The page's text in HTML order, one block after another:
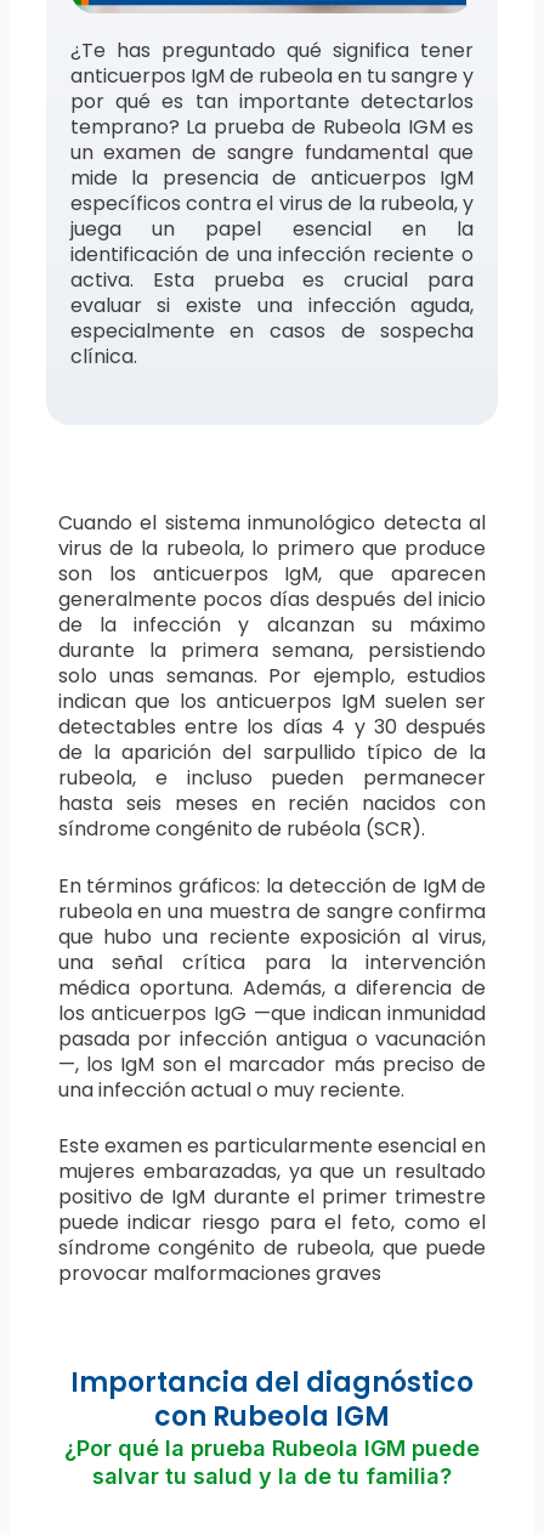
¿Te has preguntado qué significa tener
anticuerpos IgM de rubeola en tu sangre y
por qué es tan importante detectarlos
temprano? La prueba de Rubeola IGM es
un examen de sangre fundamental que
mide la presencia de anticuerpos IgM
específicos contra el virus de la rubeola, y
juega un papel esencial en la
identificación de una infección reciente o
activa. Esta prueba es crucial para
evaluar si existe una infección aguda,
especialmente en casos de sospecha
clínica.
Cuando el sistema inmunológico detecta al
virus de la rubeola, lo primero que produce
son los anticuerpos IgM, que aparecen
generalmente pocos días después del inicio
de la infección y alcanzan su máximo
durante la primera semana, persistiendo
solo unas semanas. Por ejemplo, estudios
indican que los anticuerpos IgM suelen ser
detectables entre los días 4 y 30 después
de la aparición del sarpullido típico de la
rubeola, e incluso pueden permanecer
hasta seis meses en recién nacidos con
síndrome congénito de rubéola (SCR).
En términos gráficos: la detección de IgM de
rubeola en una muestra de sangre confirma
que hubo una reciente exposición al virus,
una señal crítica para la intervención
médica oportuna. Además, a diferencia de
los anticuerpos IgG —que indican inmunidad
pasada por infección antigua o vacunación
—, los IgM son el marcador más preciso de
una infección actual o muy reciente.
Este examen es particularmente esencial en
mujeres embarazadas, ya que un resultado
positivo de IgM durante el primer trimestre
puede indicar riesgo para el feto, como el
síndrome congénito de rubeola, que puede
provocar malformaciones graves
Importancia del diagnóstico
con Rubeola IGM
¿Por qué la prueba Rubeola IGM puede
salvar tu salud y la de tu familia?